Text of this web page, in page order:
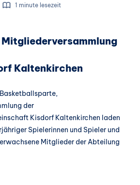
1 minute lesezeit
Kaltenkirchen
der
Kisdorf Kaltenkirchen laden
Spielerinnen und Spieler und
Mitglieder der Abteilung